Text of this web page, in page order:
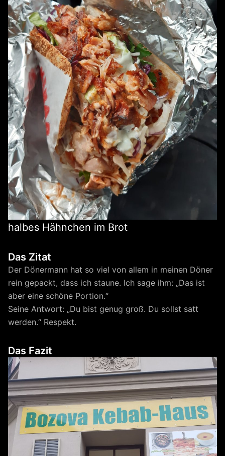
halbes Hähnchen im Brot
Das Zitat
Der Dönermann hat so viel von allem in meinen Döner
rein gepackt, dass ich staune. Ich sage ihm: „Das ist
aber eine schöne Portion.“
Seine Antwort: „Du bist genug groß. Du sollst satt
werden.“ Respekt.
Das Fazit